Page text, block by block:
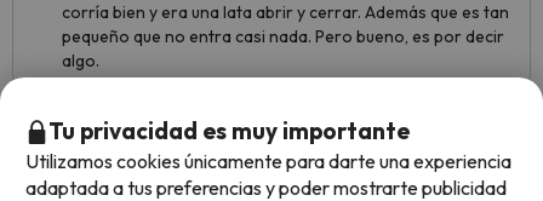
corría bien y era una lata abrir y cerrar. Además que es tan
pequeño que no entra casi nada. Pero bueno, es por decir
algo.
8
Fernando Viajó en familia
Diciembre 2025
Tu privacidad es muy importante
Utilizamos cookies únicamente para darte una experiencia
adaptada a tus preferencias y poder mostrarte publicidad